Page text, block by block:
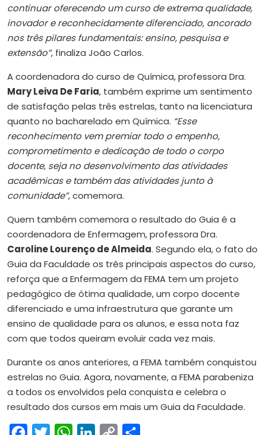
continuar oferecendo um curso de extrema qualidade,
inovador e reconhecidamente diferenciado, ancorado
nos três pilares fundamentais: ensino, pesquisa e
extensão”, finaliza João Carlos.
A coordenadora do curso de Química, professora Dra.
Mary Leiva De Faria, também exprime um sentimento
de satisfação pelas três estrelas, tanto na licenciatura
quanto no bacharelado em Química. “Esse
reconhecimento vem premiar todo o empenho,
comprometimento e dedicação de todo o corpo
docente, seja no desenvolvimento das atividades
acadêmicas e também das atividades junto à
comunidade”, comemora.
Quem também comemora o resultado do Guia é a
coordenadora de Enfermagem, professora Dra.
Caroline Lourenço de Almeida. Segundo ela, o fato do
Guia da Faculdade os três principais aspectos do curso,
reforça que a Enfermagem da FEMA tem um projeto
pedagógico de ótima qualidade, um corpo docente
diferenciado e uma infraestrutura que garante um
ensino de qualidade para os alunos, e essa nota faz
com que todos queiram evoluir cada vez mais.
Durante os anos anteriores, a FEMA também conquistou
estrelas no Guia. Agora, novamente, a FEMA parabeniza
a todos os envolvidos pela conquista e celebra o
resultado dos cursos em mais um Guia da Faculdade.
FacebookTwitterWhatsAppLinkedIn
Copy